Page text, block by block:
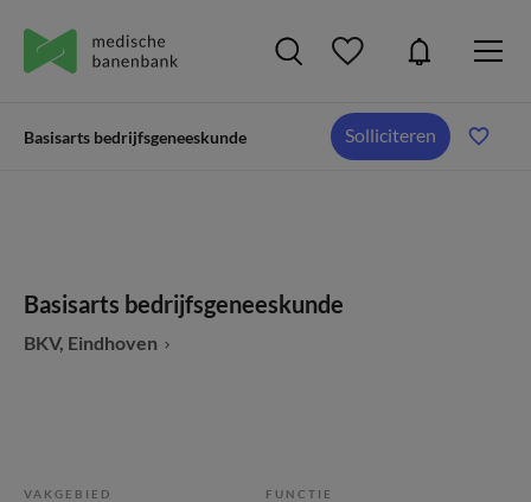
Basisarts bedrijfsgeneeskunde Solliciteren
Basisarts bedrijfsgeneeskunde
BKV, Eindhoven
VAKGEBIED FUNCTIE